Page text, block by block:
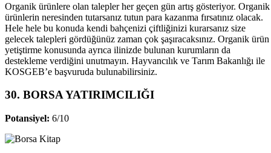
Organik ürünlere olan talepler her geçen gün artış gösteriyor. Organik
ürünlerin neresinden tutarsanız tutun para kazanma fırsatınız olacak.
Hele hele bu konuda kendi bahçenizi çiftliğinizi kurarsanız size
gelecek talepleri gördüğünüz zaman çok şaşıracaksınız. Organik ürün
yetiştirme konusunda ayrıca ilinizde bulunan kurumların da
destekleme verdiğini unutmayın. Hayvancılık ve Tarım Bakanlığı ile
KOSGEB’e başvuruda bulunabilirsiniz.
30. BORSA YATIRIMCILIĞI
Potansiyel: 6/10